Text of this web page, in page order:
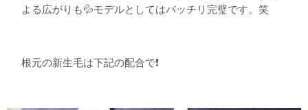
よる広がりも💦モデルとしてはバッチリ完璧です。笑
根元の新生毛は下記の配合で❗️